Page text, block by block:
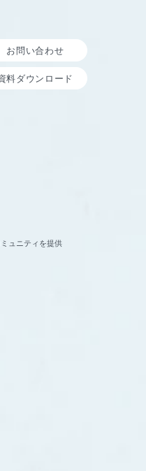
お問い合わせ
料ダウンロード
ュニティを提供